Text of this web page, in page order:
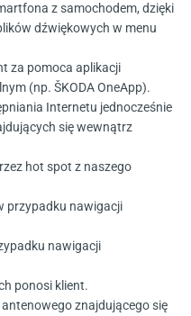
z samochodem, dzięki
dźwiękowych w menu
za pomoca aplikacji
(np. ŠKODA OneApp).
Internetu jednocześnie
się wewnątrz
hot spot z naszego
przypadku nawigacji
nawigacji
ponosi klient.
antenowego znajdującego się